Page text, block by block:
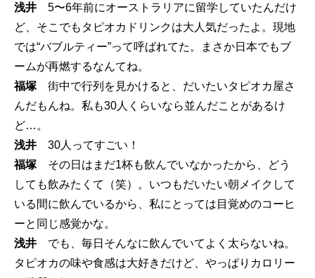
浅井 5〜6年前にオーストラリアに留学していたんだけ
ど、そこでもタピオカドリンクは大人気だったよ。現地
では“バブルティー”って呼ばれてた。まさか日本でもブ
ームが再燃するなんてね。
福塚 街中で行列を見かけると、だいたいタピオカ屋さ
んだもんね。私も30人くらいなら並んだことがあるけ
ど…。
浅井 30人ってすごい！
福塚 その日はまだ1杯も飲んでいなかったから、どう
しても飲みたくて（笑）。いつもだいたい朝メイクして
いる間に飲んでいるから、私にとっては目覚めのコーヒ
ーと同じ感覚かな。
浅井 でも、毎日そんなに飲んでいてよく太らないね。
タピオカの味や食感は大好きだけど、やっぱりカロリー